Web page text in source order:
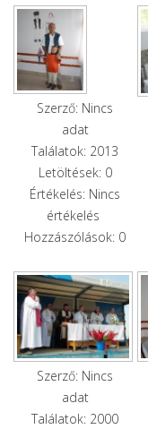
Szerző: Nincs
adat
Találatok: 2013
Letöltések: 0
Értékelés: Nincs
értékelés
Hozzászólások: 0
Szerző: Nincs
adat
Találatok: 2000